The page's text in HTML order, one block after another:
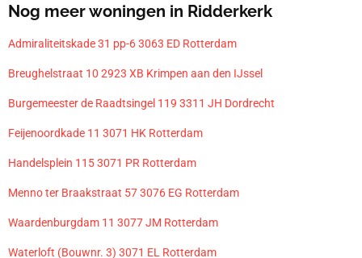
Nog meer woningen in Ridderkerk
Admiraliteitskade 31 pp-6 3063 ED Rotterdam
Breughelstraat 10 2923 XB Krimpen aan den IJssel
Burgemeester de Raadtsingel 119 3311 JH Dordrecht
Feijenoordkade 11 3071 HK Rotterdam
Handelsplein 115 3071 PR Rotterdam
Menno ter Braakstraat 57 3076 EG Rotterdam
Waardenburgdam 11 3077 JM Rotterdam
Waterloft (Bouwnr. 3) 3071 EL Rotterdam